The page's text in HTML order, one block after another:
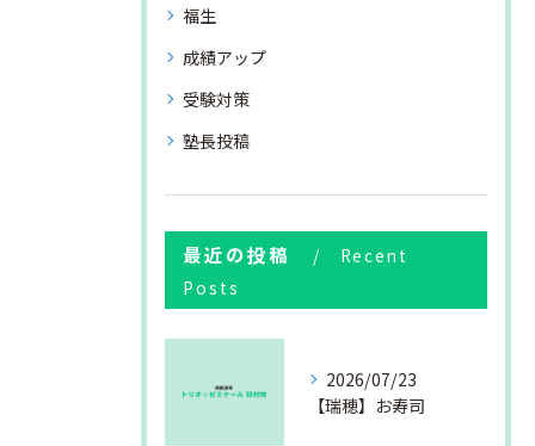
福生
成績アップ
受験対策
塾長投稿
最近の投稿
Recent
Posts
2026/07/23
【瑞穂】お寿司